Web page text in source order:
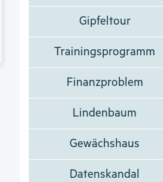
Gipfeltour
Trainingsprogramm
Finanzproblem
Lindenbaum
Gewächshaus
Datenskandal